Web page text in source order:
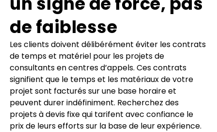
de faiblesse
Les clients doivent délibérément éviter les contrats
de temps et matériel pour les projets de
consultants en centres d’appels. Ces contrats
signifient que le temps et les matériaux de votre
projet sont facturés sur une base horaire et
peuvent durer indéfiniment. Recherchez des
projets à devis fixe qui tarifent avec confiance le
prix de leurs efforts sur la base de leur expérience.